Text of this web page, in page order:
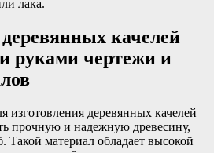
лака.
качелей
руками чертежи и
изготовления деревянных качелей
прочную и надежную древесину,
Такой материал обладает высокой